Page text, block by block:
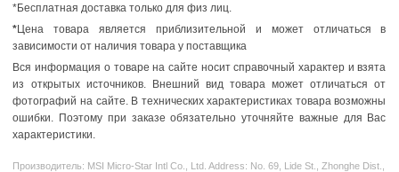
*Бесплатная доставка только для физ лиц.
*Цена товара является приблизительной и может отличаться в
зависимости от наличия товара у поставщика
Вся информация о товаре на сайте носит справочный характер и взята
из открытых источников. Внешний вид товара может отличаться от
фотографий на сайте. В технических характеристиках товара возможны
ошибки. Поэтому при заказе обязательно уточняйте важные для Вас
характеристики.
Производитель: MSI Micro-Star Intl Co., Ltd. Address: No. 69, Lide St., Zhonghe Dist.,